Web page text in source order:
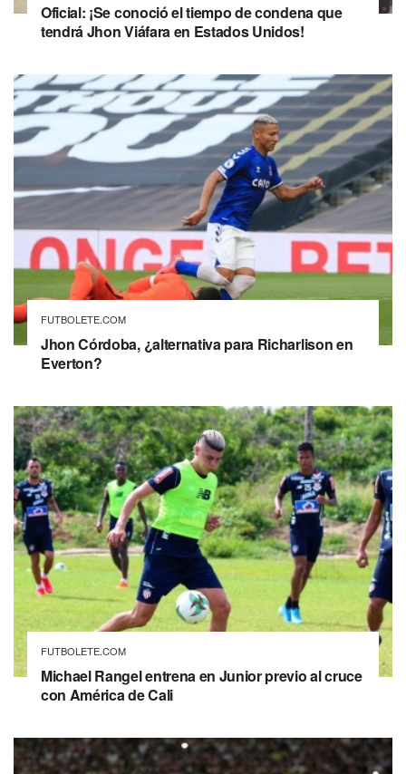
Oficial: ¡Se conoció el tiempo de condena que
tendrá Jhon Viáfara en Estados Unidos!
FUTBOLETE.COM
Jhon Córdoba, ¿alternativa para Richarlison en
Everton?
FUTBOLETE.COM
Michael Rangel entrena en Junior previo al cruce
con América de Cali